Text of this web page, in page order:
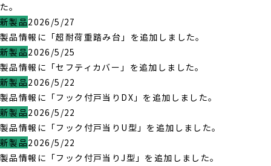
た。
新製品2026/5/27
製品情報に「超耐荷重踏み台」を追加しました。
新製品2026/5/25
製品情報に「セフティカバー」を追加しました。
新製品2026/5/22
製品情報に「フック付戸当りDX」を追加しました。
新製品2026/5/22
製品情報に「フック付戸当りU型」を追加しました。
新製品2026/5/22
製品情報に「フック付戸当りJ型」を追加しました。